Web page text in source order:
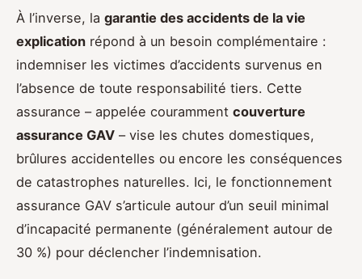
À l’inverse, la garantie des accidents de la vie
explication répond à un besoin complémentaire :
indemniser les victimes d’accidents survenus en
l’absence de toute responsabilité tiers. Cette
assurance – appelée couramment couverture
assurance GAV – vise les chutes domestiques,
brûlures accidentelles ou encore les conséquences
de catastrophes naturelles. Ici, le fonctionnement
assurance GAV s’articule autour d’un seuil minimal
d’incapacité permanente (généralement autour de
30 %) pour déclencher l’indemnisation.